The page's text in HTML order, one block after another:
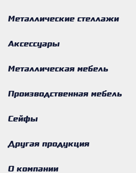
Металлические стеллажи
Аксессуары
Металлическая мебель
Производственная мебель
Сейфы
Другая продукция
О компании